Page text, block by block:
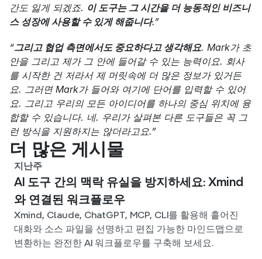
간도 잃게 되겠죠. 이 도구는 그 시간을 더 능동적인 비즈니
스 성장에 사용할 수 있게 해줍니다.”
“그리고 협업 측면에서도 중요하다고 생각해요. Mark가 초
안을 그리고 제가 그 안에 들어갈 수 있는 능력이요. 회사
를 시작한 건 저라서 제 머릿속에 더 많은 정보가 있거든
요. 그러면 Mark가 들어와 여기에 단어를 입력할 수 있어
요. 그리고 우리의 모든 아이디어를 하나의 중심 위치에 융
합할 수 있습니다. 네. 우리가 살펴본 다른 도구들은 꼭 그
런 방식을 지원하지는 않더라고요.”
더 많은 게시물
지난주
AI 도구 간의 맥락 유실을 방지하세요: Xmind
와 연결된 워크플로우
Xmind, Claude, ChatGPT, MCP, CLI를 활용해 흩어진
대화와 소스 파일을 선명하고 편집 가능한 마인드맵으로
변환하는 완전한 AI 워크플로우를 구축해 보세요.